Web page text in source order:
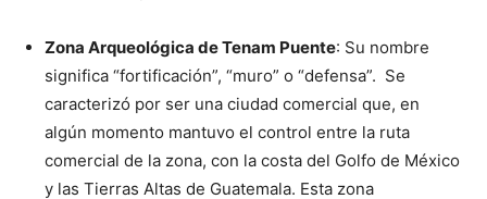
Zona Arqueológica de Tenam Puente: Su nombre
significa “fortificación”, “muro” o “defensa”. Se
caracterizó por ser una ciudad comercial que, en
algún momento mantuvo el control entre la ruta
comercial de la zona, con la costa del Golfo de México
y las Tierras Altas de Guatemala. Esta zona